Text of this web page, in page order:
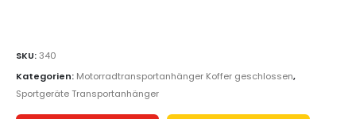
SKU:340
Kategorien: Motorradtransportanhänger Koffer geschlossen,
Sportgeräte Transportanhänger